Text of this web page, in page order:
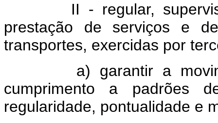
II - regular,
prestação de serviços e
transportes, exercidas por
a) garantir a
cumprimento a padrões
regularidade, pontualidade e